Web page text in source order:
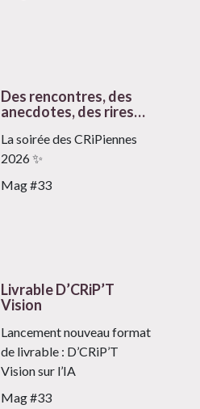
Des rencontres, des
anecdotes, des rires…
La soirée des CRiPiennes
2026 ✨
Mag #33
Livrable D’CRiP’T
Vision
Lancement nouveau format
de livrable : D’CRiP’T
Vision sur l’IA
Mag #33